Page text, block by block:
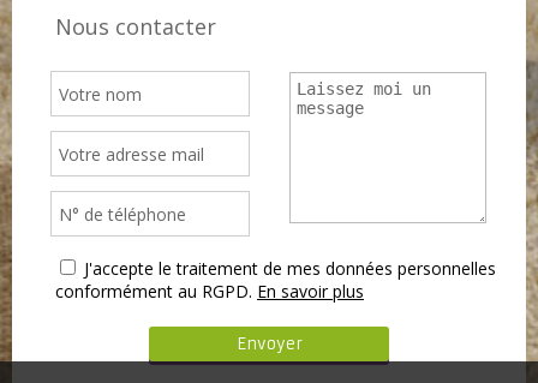
Nous contacter
J'accepte le traitement de mes données personnelles
conformément au RGPD. En savoir plus